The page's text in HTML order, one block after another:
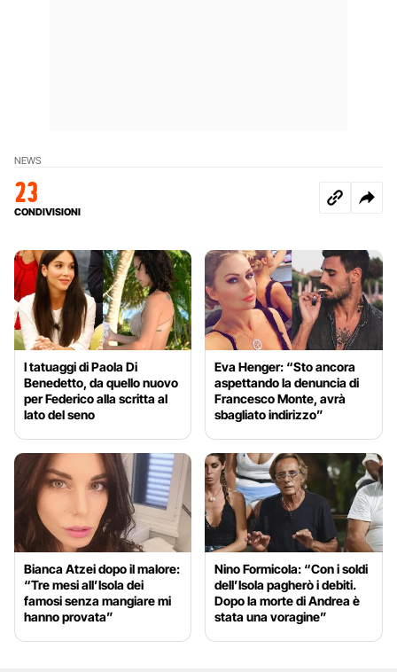
NEWS
23
CONDIVISIONI
I tatuaggi di Paola Di
Benedetto, da quello nuovo
per Federico alla scritta al
lato del seno
Eva Henger: “Sto ancora
aspettando la denuncia di
Francesco Monte, avrà
sbagliato indirizzo”
Bianca Atzei dopo il malore:
“Tre mesi all’Isola dei
famosi senza mangiare mi
hanno provata”
Nino Formicola: “Con i soldi
dell’Isola pagherò i debiti.
Dopo la morte di Andrea è
stata una voragine”